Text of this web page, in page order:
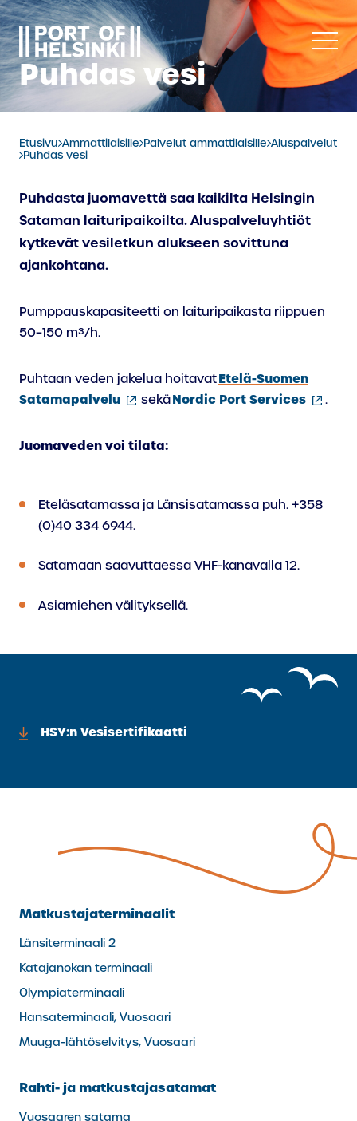
Siirry
sisältöön
Puhdas vesi
Etusivu Ammattilaisille Palvelut ammattilaisille Aluspalvelut
Puhdas vesi
Puhdasta juomavettä saa kaikilta Helsingin
Sataman laituripaikoilta. Aluspalveluyhtiöt
kytkevät vesiletkun alukseen sovittuna
ajankohtana.
Pumppauskapasiteetti on laituripaikasta riippuen
50–150 m³/h.
Puhtaan veden jakelua hoitavatEtelä-Suomen
Satamapalvelu(ulkoinen
sekäNordic Port Services .
Juomaveden voi tilata:
Eteläsatamassa ja Länsisatamassa puh. +358
(0)40 334 6944.
Satamaan saavuttaessa VHF-kanavalla 12.
Asiamiehen välityksellä.
HSY:n Vesisertifikaatti
Matkustajaterminaalit
Länsiterminaali 2
Katajanokan terminaali
Olympiaterminaali
Hansaterminaali, Vuosaari
Muuga-lähtöselvitys, Vuosaari
Rahti- ja matkustajasatamat
Vuosaaren satama